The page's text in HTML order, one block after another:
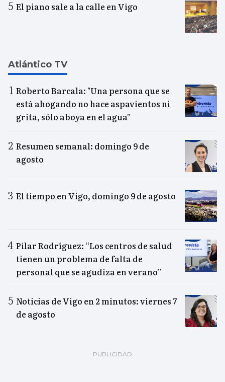
El piano sale a la calle en Vigo
Atlántico TV
Roberto Barcala: "Una persona que se
está ahogando no hace aspavientos ni
grita, sólo aboya en el agua"
Resumen semanal: domingo 9 de
agosto
El tiempo en Vigo, domingo 9 de agosto
Pilar Rodríguez: “Los centros de salud
tienen un problema de falta de
personal que se agudiza en verano”
Noticias de Vigo en 2 minutos: viernes 7
de agosto